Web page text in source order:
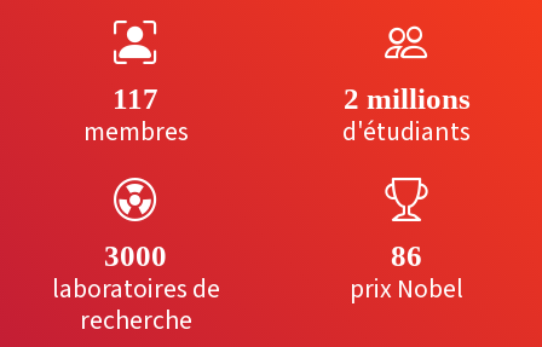
117
membres
2 millions
d'étudiants
3000
laboratoires de
recherche
86
prix Nobel